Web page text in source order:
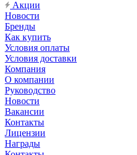
Акции
Новости
Бренды
Как купить
Условия оплаты
Условия доставки
Компания
О компании
Руководство
Новости
Вакансии
Контакты
Лицензии
Награды